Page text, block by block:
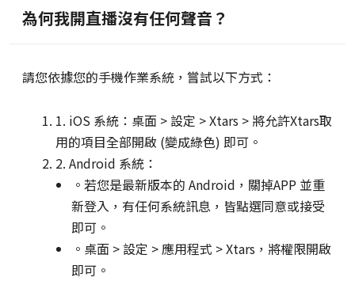
為何我開直播沒有任何聲音？
請您依據您的手機作業系統，嘗試以下方式：
1. iOS 系統：桌面 > 設定 > Xtars > 將允許Xtars取
用的項目全部開啟 (變成綠色) 即可。
2. Android 系統：
。若您是最新版本的 Android，關掉APP 並重
新登入，有任何系統訊息，皆點選同意或接受
即可。
。桌面 > 設定 > 應用程式 > Xtars，將權限開啟
即可。